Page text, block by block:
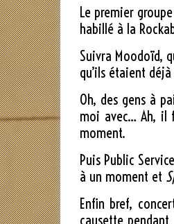
Le premier
habillé à la
Suivra Moodoïd,
qu’ils étaient
Oh, des gens à
moi avec… Ah, il
moment.
Puis Public
à un moment et
Enfin bref,
causette